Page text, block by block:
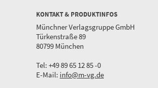
KONTAKT & PRODUKTINFOS
Münchner Verlagsgruppe GmbH
Türkenstraße 89
80799 München
Tel: +49 89 65 12 85 -0
E-Mail: info@m-vg.de